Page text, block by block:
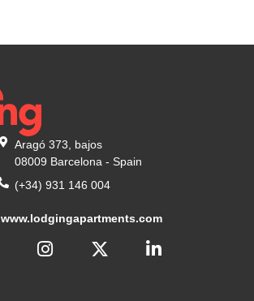
Aragó 373, bajos
08009 Barcelona - Spain
(+34) 931 146 004
www.lodgingapartments.com